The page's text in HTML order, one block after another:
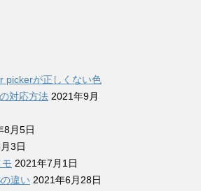
pickerが正しくない色
対応方法 2021年9月
8月5日
3日
2021年7月1日
違い 2021年6月28日